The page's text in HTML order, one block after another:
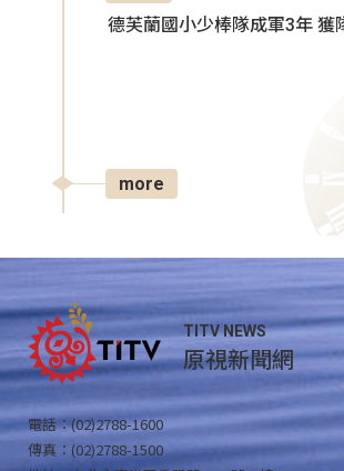
德芙蘭國小少棒隊成軍3年 獲
more
TITV NEWS
原視新聞網
電話：(02)2788-1600
傳真：(02)2788-1500